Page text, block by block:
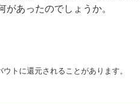
あったのでしょうか。
トに還元されることがあります。